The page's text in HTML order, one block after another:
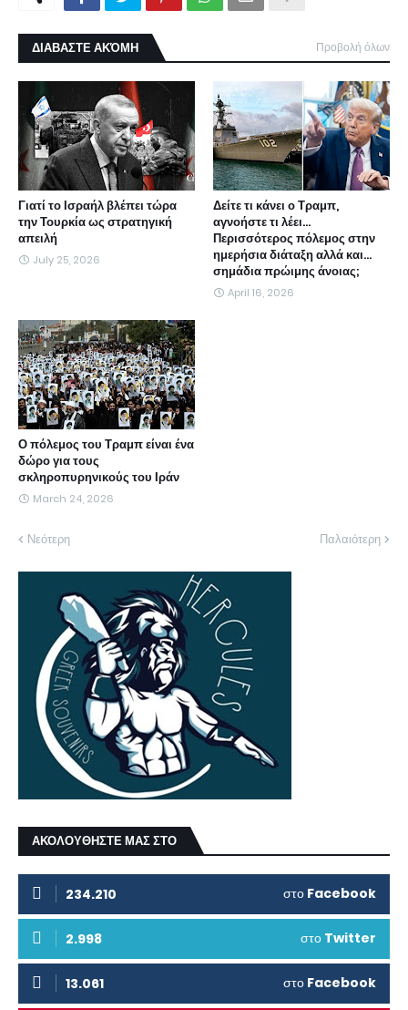
ΔΙΑΒΑΣΤΕ ΑΚΌΜΗ Προβολή όλων
Γιατί το Ισραήλ βλέπει τώρα
την Τουρκία ως στρατηγική
απειλή
July 25, 2026
Δείτε τι κάνει ο Τραμπ,
αγνοήστε τι λέει...
Περισσότερος πόλεμος στην
ημερήσια διάταξη αλλά και...
σημάδια πρώιμης άνοιας;
April 16, 2026
Ο πόλεμος του Τραμπ είναι ένα
δώρο για τους
σκληροπυρηνικούς του Ιράν
March 24, 2026
Νεότερη Παλαιότερη
ΑΚΟΛΟΥΘΗΣΤΕ ΜΑΣ ΣΤΟ
234.210 στο Facebook
2.998 στο Twitter
13.061 στο Facebook